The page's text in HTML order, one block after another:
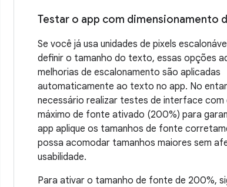
Testar o app com dimensionamento
Se você já usa unidades de pixels
definir o tamanho do texto, essas opções
melhorias de escalonamento são aplicadas
automaticamente ao texto no app. No
necessário realizar testes de interface com
máximo de fonte ativado (200%) para
app aplique os tamanhos de fonte
possa acomodar tamanhos maiores sem
usabilidade.
Para ativar o tamanho de fonte de 200%,